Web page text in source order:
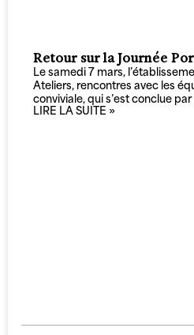
Retour sur la Journée
Le samedi 7 mars,
Ateliers, rencontres avec les
conviviale, qui s’est conclue
LIRE LA SUITE »